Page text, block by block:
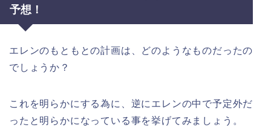
予想！
エレンのもともとの計画は、どのようなものだったの
でしょうか？
これを明らかにする為に、逆にエレンの中で予定外だ
ったと明らかになっている事を挙げてみましょう。